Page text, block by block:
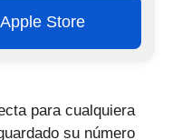
Store
para cualquiera
su número